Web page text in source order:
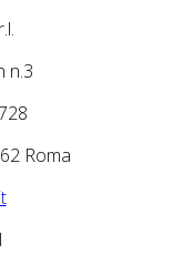
n.3
Roma